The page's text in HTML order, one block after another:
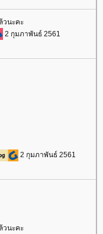
วนะคะ
2 กุมภาพันธ์ 2561
2 กุมภาพันธ์ 2561
วนะคะ